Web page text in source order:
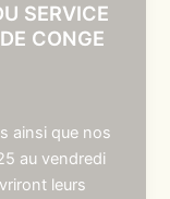
SERVICE
CONGE
ainsi que nos
au vendredi
leurs